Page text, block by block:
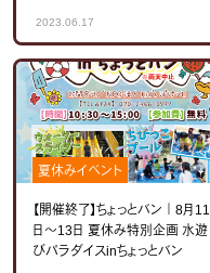
2023.06.17
夏休みイベント
【開催終了】ちょっとバン｜8月11
日～13日 夏休み特別企画 水遊
びパラダイスinちょっとバン